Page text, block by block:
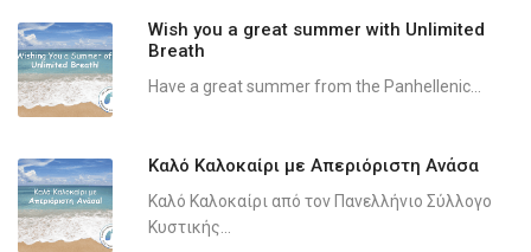
Wish you a great summer with Unlimited
Breath
Have a great summer from the Panhellenic...
Καλό Καλοκαίρι με Απεριόριστη Ανάσα
Καλό Καλοκαίρι από τον Πανελλήνιο Σύλλογο
Κυστικής...